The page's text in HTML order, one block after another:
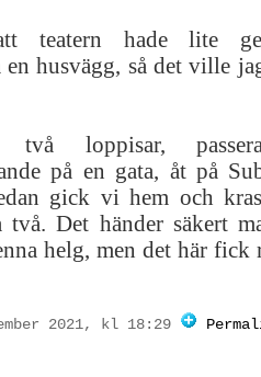
teatern hade lite
en husvägg, så det ville
loppisar,
på en gata, åt på
gick vi hem och
Det händer säkert
helg, men det här fick
2021, kl 18:29